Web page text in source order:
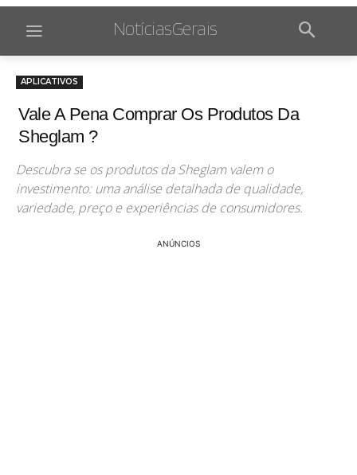
NotíciasGerais
APLICATIVOS
Vale A Pena Comprar Os Produtos Da
Sheglam ?
Descubra se os produtos da Sheglam valem o
investimento: uma análise detalhada de qualidade,
variedade, preço e experiências de consumidores.
ANÚNCIOS